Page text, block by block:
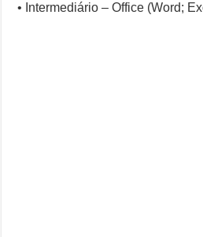
• Intermediário – Office (Word;